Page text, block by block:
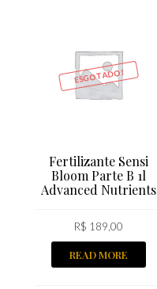
ESGOTADO!
Fertilizante Sensi
Bloom Parte B 1l
Advanced Nutrients
R$ 189,00
READ MORE